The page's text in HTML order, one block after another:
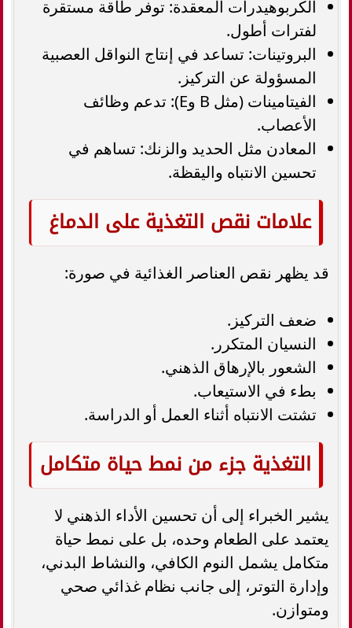
الكربوهيدرات المعقدة: توفر طاقة مستقرة
لفترات أطول.
البروتينات: تساعد في إنتاج النواقل العصبية
المسؤولة عن التركيز.
الفيتامينات (مثل B وE): تدعم وظائف
الأعصاب.
المعادن مثل الحديد والزنك: تساهم في
تحسين الانتباه واليقظة.
علامات نقص التغذية على الدماغ
قد يظهر نقص العناصر الغذائية في صورة:
ضعف التركيز.
النسيان المتكرر.
الشعور بالإرهاق الذهني.
بطء في الاستيعاب.
تشتت الانتباه أثناء العمل أو الدراسة.
التغذية جزء من نمط حياة متكامل
يشير الخبراء إلى أن تحسين الأداء الذهني لا
يعتمد على الطعام وحده، بل على نمط حياة
متكامل يشمل النوم الكافي، والنشاط البدني،
وإدارة التوتر، إلى جانب نظام غذائي صحي
ومتوازن.